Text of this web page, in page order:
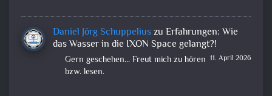
Daniel Jörg Schuppeliuszu Erfahrungen: Wie
das Wasser in die IXON Space gelangt?!
11. April 2026
Gern geschehen... Freut mich zu hören
bzw. lesen.